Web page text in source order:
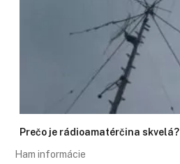
Prečo je rádioamatérčina skvelá?
Ham informácie